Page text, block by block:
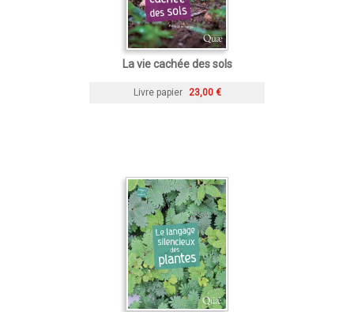
La vie cachée des sols
Livre papier 23,00 €